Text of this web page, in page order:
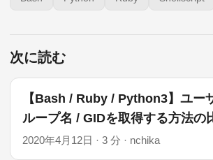
次に読む
【Bash / Ruby / Python3】ユー
ループ名 / GIDを取得する方法の
2020年4月12日 · 3 分 · nchika